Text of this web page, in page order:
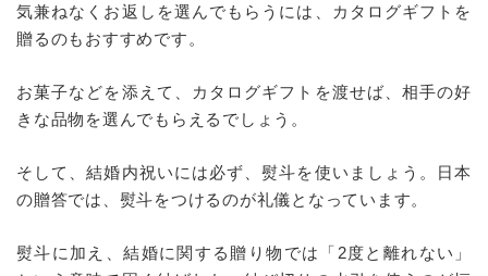
気兼ねなくお返しを選んでもらうには、カタログギフトを
贈るのもおすすめです。
お菓子などを添えて、カタログギフトを渡せば、相手の好
きな品物を選んでもらえるでしょう。
そして、結婚内祝いには必ず、熨斗を使いましょう。日本
の贈答では、熨斗をつけるのが礼儀となっています。
熨斗に加え、結婚に関する贈り物では「2度と離れない」